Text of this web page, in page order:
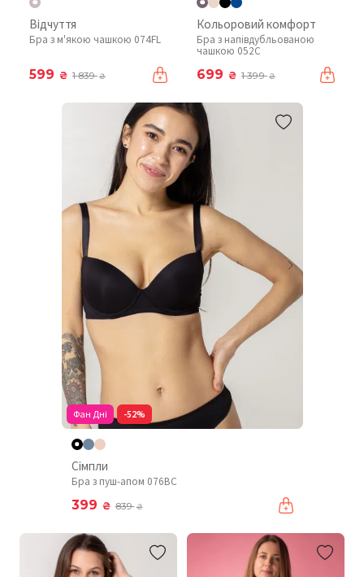
Відчуття
Бра з м'якою чашкою 074FL
599 ₴ 1 839₴
Кольоровий комфорт
Бра з напівдубльованою
чашкою 052C
699 ₴ 1 399₴
Фан Дні -52%
Сімпли
Бра з пуш-апом 076BC
399 ₴ 839₴